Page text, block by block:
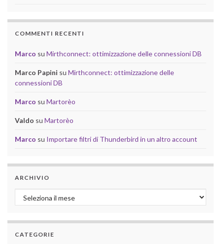
COMMENTI RECENTI
Marco su Mirthconnect: ottimizzazione delle connessioni DB
Marco Papini su Mirthconnect: ottimizzazione delle
connessioni DB
Marco su Martorèo
Valdo su Martorèo
Marco su Importare filtri di Thunderbird in un altro account
ARCHIVIO
Archivio
CATEGORIE